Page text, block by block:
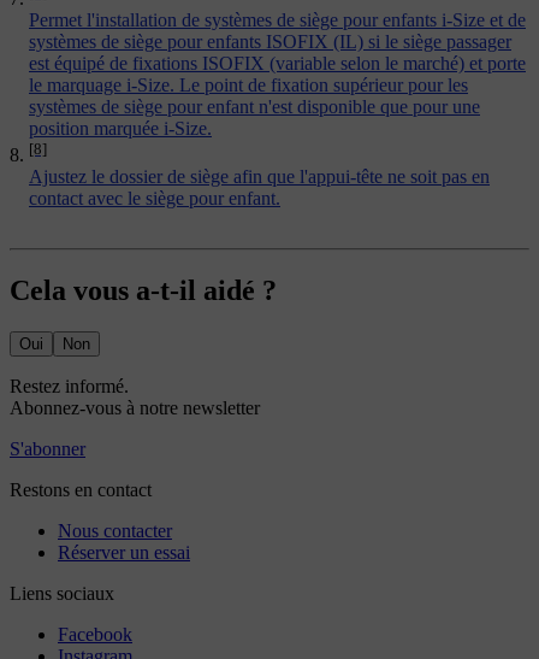
Permet l'installation de systèmes de siège pour enfants i-Size et de
systèmes de siège pour enfants ISOFIX (IL) si le siège passager
est équipé de fixations ISOFIX (variable selon le marché) et porte
le marquage i-Size. Le point de fixation supérieur pour les
systèmes de siège pour enfant n'est disponible que pour une
position marquée i-Size.
[8]
Ajustez le dossier de siège afin que l'appui-tête ne soit pas en
contact avec le siège pour enfant.
Cela vous a-t-il aidé ?
Oui Non